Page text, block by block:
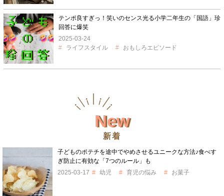
テンポ良すぎっ！笑いのセンス光る小学二年生の「国語」珍
回答に爆笑
2025-03-24
ライフスタイル
おもしろエピソード
New
新着
子どものポテチを途中でやめさせるユニークな方法♪食べす
ぎ防止に有効な「7つのルール」も
2025-03-17
幼児 育児の悩み お菓子